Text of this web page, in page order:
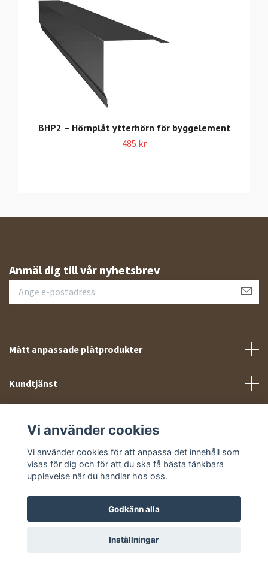
BHP2 – Hörnplåt ytterhörn för byggelement
485 kr
Anmäl dig till vår nyhetsbrev
Mått anpassade plåtprodukter
Kundtjänst
Sociala medier
© 2026 Takprofiler.se
Vi använder cookies
Vi använder cookies för att anpassa det innehåll som
visas för dig och för att du ska få bästa tänkbara
upplevelse när du handlar hos oss.
Godkänn alla
Inställningar